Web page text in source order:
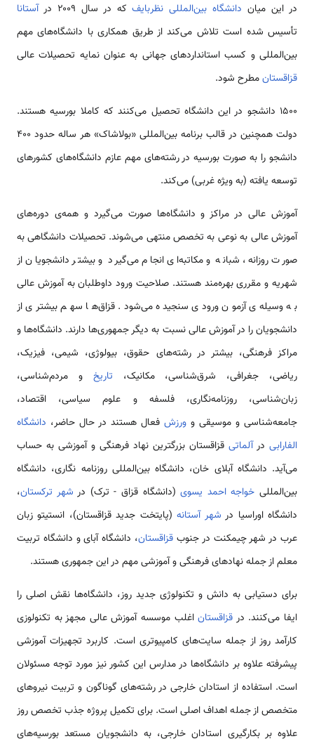
در این میان دانشگاه بین‌المللی نظربایفکه در سال ۲۰۰۹ در
آستانا
تأسیس شده است تلاش می‌کند از طریق همکاری با دانشگاه‌های مهم
بین‌المللی و کسب استانداردهای جهانی به عنوان نمایه تحصیلات عالی
قزاقستانمطرح شود.
۱۵۰۰ دانشجو در این دانشگاه تحصیل می‌کنند که کاملا بورسیه هستند.
دولت همچنین در قالب برنامه بین‌المللی «بولاشاک» هر ساله حدود ۴۰۰
دانشجو را به صورت بورسیه در رشته‌های مهم عازم دانشگاه‌های کشورهای
توسعه یافته (به ویژه غربی) می‌کند.
آموزش عالی در مراکز و دانشگاه‌ها صورت می‌گیرد و همه‌ی دوره‌های
آموزش عالی به نوعی به تخصص منتهی می‌شوند. تحصیلات دانشگاهی به
صورت روزانه، شبانه و مکاتبه‌ای انجام می‌گیرد و بیشتر دانشجویان از
شهریه و مقرری بهره‌مند هستند. صلاحیت ورود داوطلبان به آموزش عالی
به وسیله‌ی آزمون ورودی سنجیده می‌شود. قزاق‌ها سهم بیشتری از
دانشجویان را در آموزش عالی نسبت به دیگر جمهوری‌ها دارند. دانشگاه‌‌ها و
مراکز فرهنگی، بیشتر در رشته‌های حقوق، بیولوژی، شیمی، فیزیک،
ریاضی، جغرافی، شرق‌شناسی، مکانیک، تاریخ و مردم‌شناسی،
زبان‌شناسی، روزنامه‌نگاری، فلسفه و علوم سیاسی، اقتصاد،
جامعه‌شناسی و موسیقی و ورزش فعال هستند در حال حاضر، دانشگاه
الفارابی درآلماتی قزاقستان بزرگترین نهاد فرهنگی و آموزشی به حساب
می‌آید. دانشگاه آبلای خان، دانشگاه بین‌المللی روزنامه نگاری، دانشگاه
بین‌المللی خواجه احمد یسوی(دانشگاه قزاق - ترک) در شهر ترکستان،
دانشگاه اوراسیا در شهر آستانه(پایتخت جدید قزاقستان)، انستیتو زبان
عرب در شهر چیمکنت در جنوب قزاقستان، دانشگاه آبای و دانشگاه تربیت
معلم از جمله نهادهای فرهنگی و آموزشی مهم در این جمهوری هستند.
برای دستیابی به دانش و تکنولوژی جدید روز، دانشگاه‌ها نقش اصلی را
ایفا می‌کنند. در قزاقستاناغلب موسسه آموزش عالی مجهز به تکنولوزی
کارآمد روز از جمله سایت‌های کامپیوتری است. کاربرد تجهیزات آموزشی
پیشرفته علاوه بر دانشگاه‌ها در مدارس این کشور نیز مورد توجه مسئولان
است. استفاده از استادان خارجی در رشته‌های گوناگون و تربیت نیروهای
متخصص از جمله اهداف اصلی است. برای تکمیل پروژه جذب تخصص روز
علاوه بر بکارگیری استادان خارجی، به دانشجویان مستعد بورسیه‌های